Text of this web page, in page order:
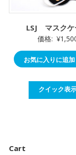
LSJ マスクケ
価格: ¥
お気に入りに追加
クイック表
Cart